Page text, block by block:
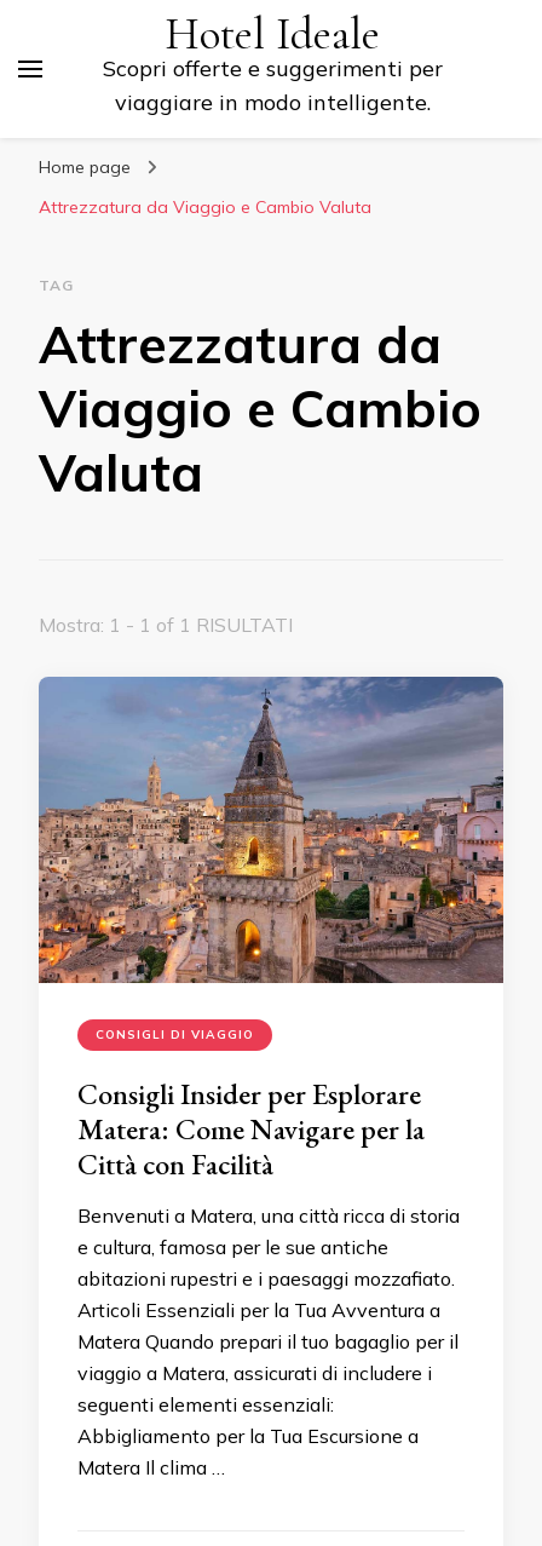
Hotel Ideale
Scopri offerte e suggerimenti per
viaggiare in modo intelligente.
Home page
Attrezzatura da Viaggio e Cambio Valuta
TAG
Attrezzatura da
Viaggio e Cambio
Valuta
Mostra: 1 - 1 of 1 RISULTATI
CONSIGLI DI VIAGGIO
Consigli Insider per Esplorare
Matera: Come Navigare per la
Città con Facilità
Benvenuti a Matera, una città ricca di storia
e cultura, famosa per le sue antiche
abitazioni rupestri e i paesaggi mozzafiato.
Articoli Essenziali per la Tua Avventura a
Matera Quando prepari il tuo bagaglio per il
viaggio a Matera, assicurati di includere i
seguenti elementi essenziali:
Abbigliamento per la Tua Escursione a
Matera Il clima …